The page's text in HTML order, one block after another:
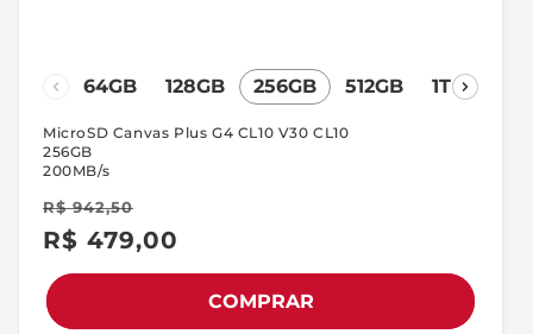
64GB 128GB 256GB 512GB 1TB
Preço
promocional
R$ 479,00
Preço
normal
R$ 942,50
MicroSD Canvas Plus G4 CL10 V30 CL10
256GB
200MB/s
COMPRAR